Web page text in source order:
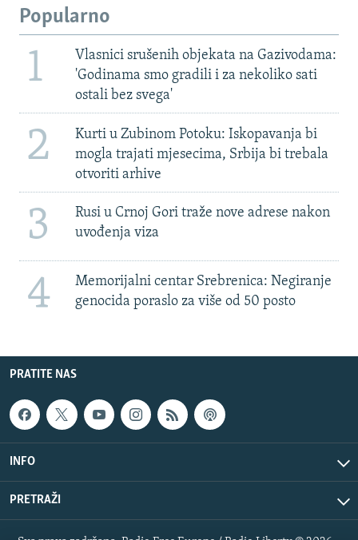
Popularno
1
Vlasnici srušenih objekata na Gazivodama:
'Godinama smo gradili i za nekoliko sati
ostali bez svega'
2
Kurti u Zubinom Potoku: Iskopavanja bi
mogla trajati mjesecima, Srbija bi trebala
otvoriti arhive
3
Rusi u Crnoj Gori traže nove adrese nakon
uvođenja viza
4
Memorijalni centar Srebrenica: Negiranje
genocida poraslo za više od 50 posto
PRATITE NAS
INFO
PRETRAŽI